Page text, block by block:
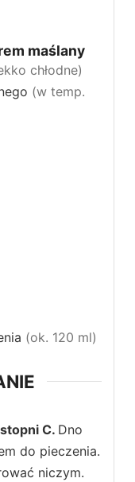
maślany
chłodne)
(w temp.
(ok. 120 ml)
C. Dno
do pieczenia.
niczym.